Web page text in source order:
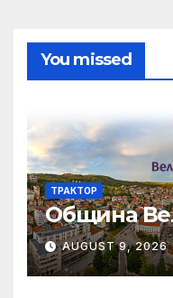
You missed
ТРАКТОР
Община
AUGUST 9, 2026